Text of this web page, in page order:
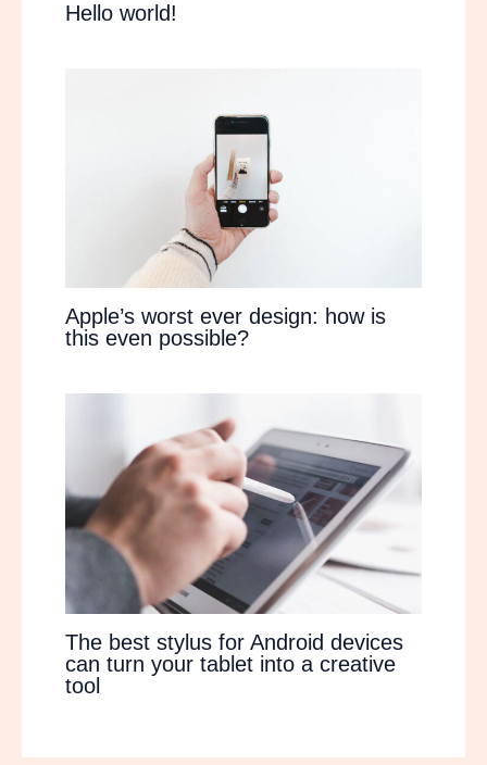
Hello world!
Apple’s worst ever design: how is
this even possible?
The best stylus for Android devices
can turn your tablet into a creative
tool